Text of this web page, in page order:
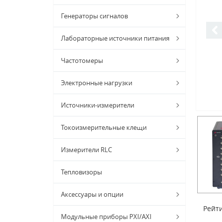
Генераторы сигналов
Лабораторные источники питания
Частотомеры
Электронные нагрузки
Источники-измерители
Токоизмерительные клещи
Измерители RLC
Тепловизоры
Аксессуары и опции
Модульные приборы PXI/AXI